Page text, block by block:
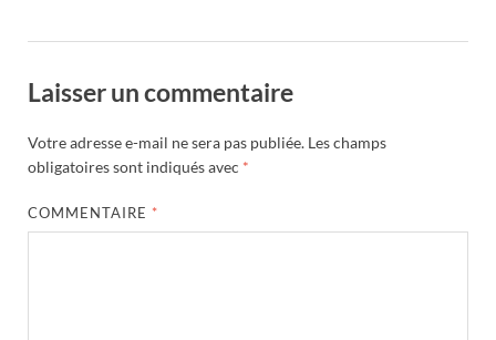
Laisser un commentaire
Votre adresse e-mail ne sera pas publiée. Les champs
obligatoires sont indiqués avec *
COMMENTAIRE *